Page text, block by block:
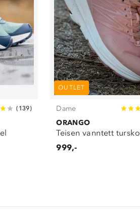
( 139)
OUTLET
Dame
ORANGO
Teisen vanntett tursko
999,-